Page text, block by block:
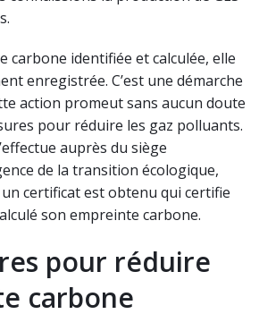
carbone identifiée et calculée, elle
enregistrée. C’est une démarche
action promeut sans aucun doute
pour réduire les gaz polluants.
auprès du siège
de la transition écologique,
certificat est obtenu qui certifie
son empreinte carbone.
pour réduire
carbone